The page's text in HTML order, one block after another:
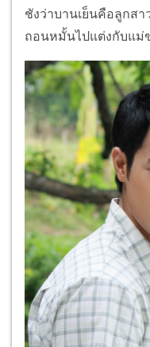
ชังว่าบานเย็นคือลูกสา
ถอนหมั้นไปแต่งกับแม่